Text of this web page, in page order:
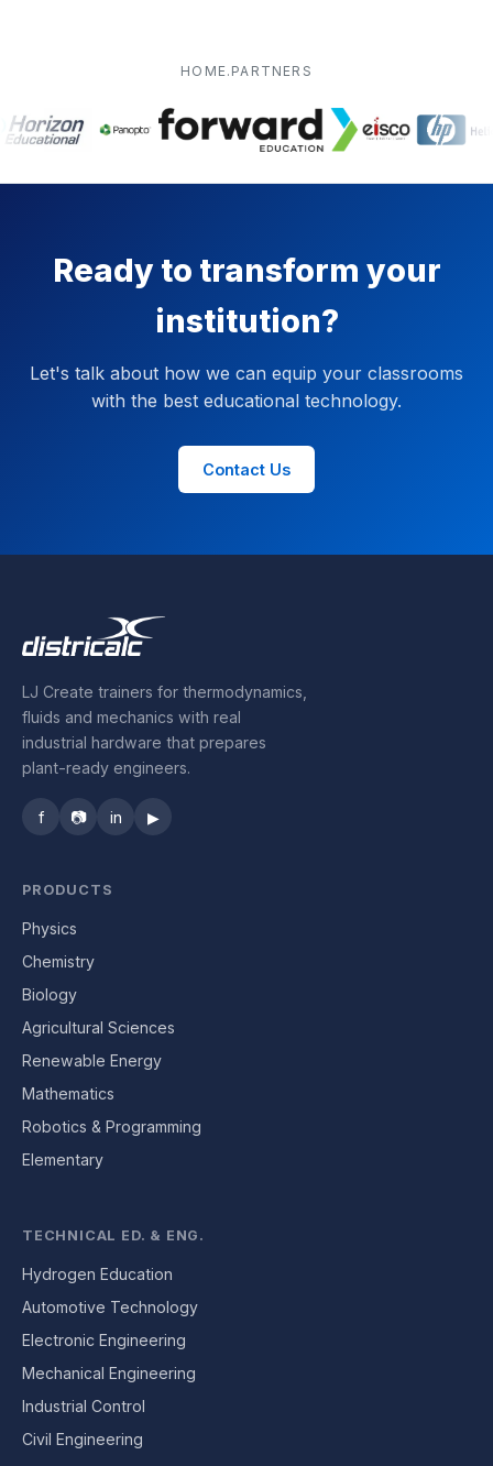
HOME.PARTNERS
Ready to transform your
institution?
Let's talk about how we can equip your classrooms
with the best educational technology.
Contact Us
LJ Create trainers for thermodynamics,
fluids and mechanics with real
industrial hardware that prepares
plant-ready engineers.
f 📷 in ▶
PRODUCTS
Physics
Chemistry
Biology
Agricultural Sciences
Renewable Energy
Mathematics
Robotics & Programming
Elementary
TECHNICAL ED. & ENG.
Hydrogen Education
Automotive Technology
Electronic Engineering
Mechanical Engineering
Industrial Control
Civil Engineering